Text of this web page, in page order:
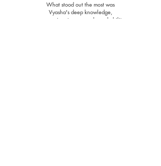
What stood out the most was
Vyasha's deep knowledge,
compassionate approach, and ability